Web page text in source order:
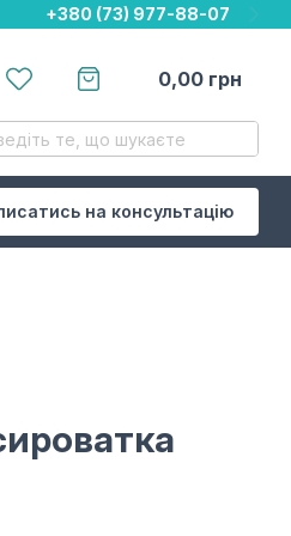
+380 (73) 977-88-07
+380 (73) 977-88-07
+380 (73) 977-88-07
0,00 грн
на консультацію